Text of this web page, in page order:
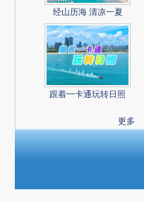
经山历海 清凉一夏
跟着一卡通玩转日照
更多